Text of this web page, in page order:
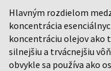
Hlavným rozdielom
koncentrácia
koncentráciu olejov ako
silnejšiu a trvácnejšiu
obvykle sa používa ako